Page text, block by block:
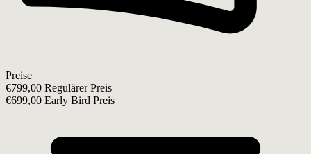
Preise
€799,00 Regulärer Preis
€699,00 Early Bird Preis